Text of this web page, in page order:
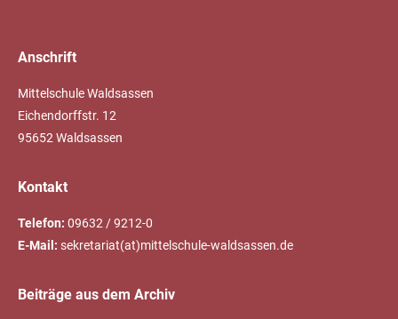
Anschrift
Mittelschule Waldsassen
Eichendorffstr. 12
95652 Waldsassen
Kontakt
Telefon: 09632 / 9212-0
E-Mail: sekretariat(at)mittelschule-waldsassen.de
Beiträge aus dem Archiv